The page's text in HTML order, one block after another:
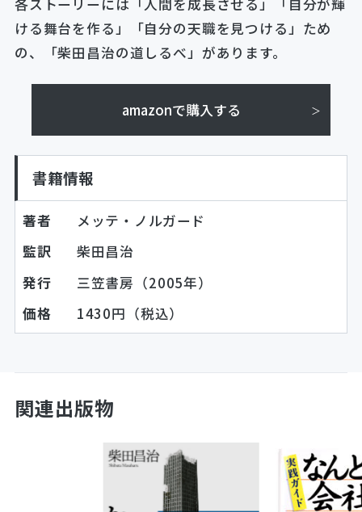
各ストーリーには「人間を成長させる」「自分が輝
ける舞台を作る」「自分の天職を見つける」ため
の、「柴田昌治の道しるべ」があります。
amazonで購入する
書籍情報
著者
メッテ・ノルガード
監訳
柴田昌治
発行
三笠書房（2005年）
価格
1430円（税込）
関連出版物